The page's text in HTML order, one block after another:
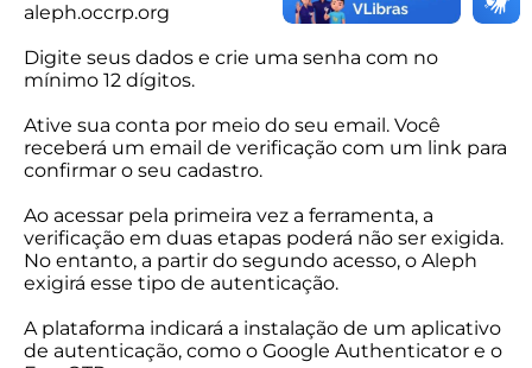
aleph.occrp.org
Digite seus dados e crie uma senha com no
mínimo 12 dígitos.
Ative sua conta por meio do seu email. Você
receberá um email de verificação com um link para
confirmar o seu cadastro.
Ao acessar pela primeira vez a ferramenta, a
verificação em duas etapas poderá não ser exigida.
No entanto, a partir do segundo acesso, o Aleph
exigirá esse tipo de autenticação.
A plataforma indicará a instalação de um aplicativo
de autenticação, como o Google Authenticator e o